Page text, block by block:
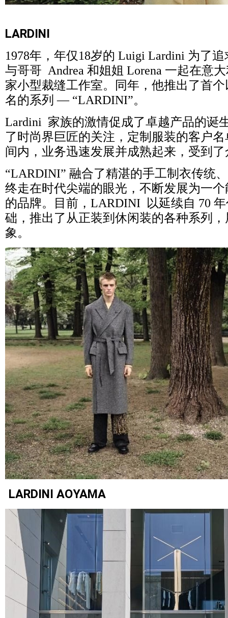
LARDINI
1978年，年仅18岁的 Luigi Lardini 为了
与哥哥 Andrea 和姐姐 Lorena 一起在意
家小型裁缝工作室。同年，他推出了首
名的系列 — “LARDINI”。
Lardini 家族的激情促成了卓越产品的诞
了时尚界巨匠的关注，定制服装的客户
间内，业务迅速发展并成熟起来，受到
“LARDINI” 融合了精湛的手工制衣传统
终走在时代尖端的眼光，不断发展为一
的品牌。目前，LARDINI 以延续自 70
础，推出了从正装到休闲装的各种系列
象。
LARDINI AOYAMA